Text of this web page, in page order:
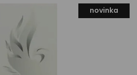
novinka